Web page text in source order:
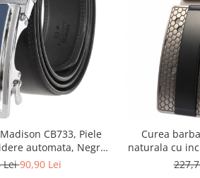
CB733, Piele
automata, Negru,
Lei90,90 Lei
Curea
naturala cu